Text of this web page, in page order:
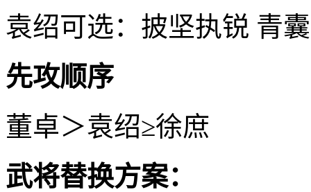
袁绍可选：披坚执锐 青
先攻顺序
董卓＞袁绍≥徐庶
武将替换方案：